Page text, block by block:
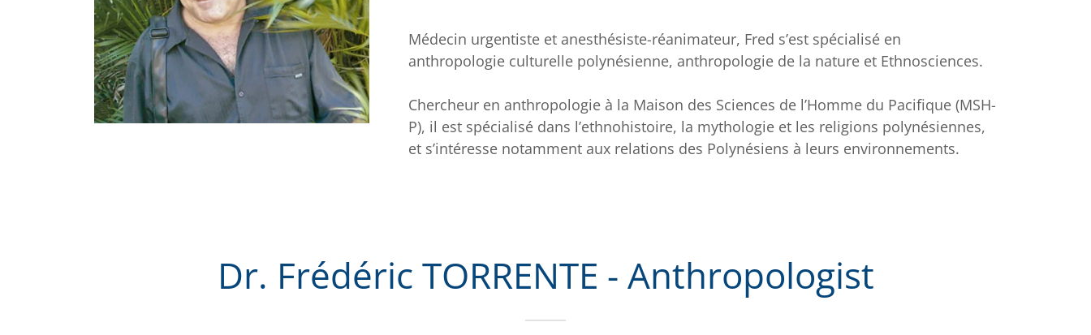
Médecin urgentiste et anesthésiste-réanimateur, Fred s’est spécialisé en
anthropologie culturelle polynésienne, anthropologie de la nature et Ethnosciences.
Chercheur en anthropologie à la Maison des Sciences de l’Homme du Pacifique (MSH-
P), il est spécialisé dans l’ethnohistoire, la mythologie et les religions polynésiennes,
et s’intéresse notamment aux relations des Polynésiens à leurs environnements.
Dr. Frédéric TORRENTE - Anthropologist